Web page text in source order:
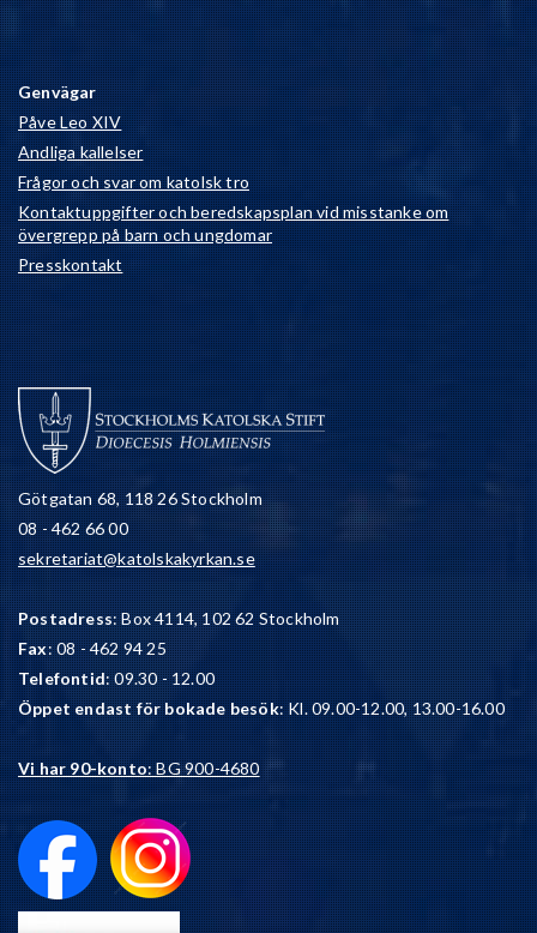
Genvägar
Påve Leo XIV
Andliga kallelser
Frågor och svar om katolsk tro
Kontaktuppgifter och beredskapsplan vid misstanke om
övergrepp på barn och ungdomar
Presskontakt
Götgatan 68, 118 26 Stockholm
08 - 462 66 00
sekretariat@katolskakyrkan.se
Postadress: Box 4114, 102 62 Stockholm
Fax: 08 - 462 94 25
Telefontid: 09.30 - 12.00
Öppet endast för bokade besök: Kl. 09.00-12.00, 13.00-16.00
Vi har 90-konto: BG 900-4680